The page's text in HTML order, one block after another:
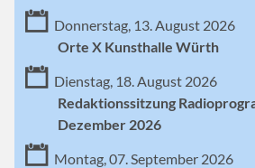
Donnerstag, 13. August 2026
Orte X Kunsthalle Würth
Dienstag, 18. August 2026
Redaktionssitzung
Dezember 2026
Montag, 07. September 2026